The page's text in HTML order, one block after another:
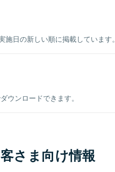
日の新しい順に掲載しています。
ウンロードできます。
さま向け情報